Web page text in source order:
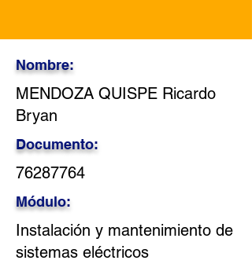
Nombre:
MENDOZA QUISPE Ricardo
Bryan
Documento:
76287764
Módulo:
Instalación y mantenimiento de
sistemas eléctricos